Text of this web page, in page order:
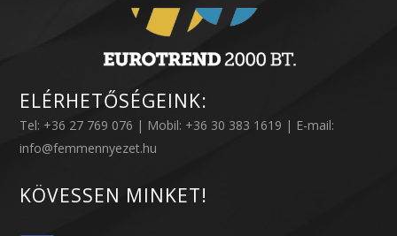
ELÉRHETŐSÉGEINK:
Tel: +36 27 769 076 | Mobil: +36 30 383 1619 | E-mail:
info@femmennyezet.hu
KÖVESSEN MINKET!